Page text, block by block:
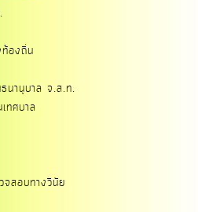
ท้องถิ่น
นานุบาล จ.ส.ท.
ทศบาล
จสอบทางวินัย